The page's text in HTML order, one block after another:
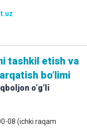
tashkil etish va
boʼlimi
o‘g‘li
08 (ichki raqam